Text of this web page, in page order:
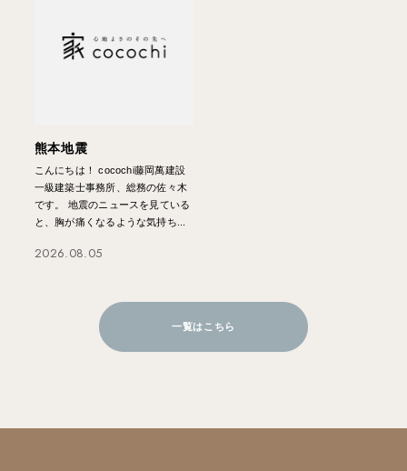
熊本地震
こんにちは！ cocochi藤岡萬建設
一級建築士事務所、総務の佐々木
です。 地震のニュースを見ている
と、胸が痛くなるような気持ち...
2026.08.05
一覧はこちら